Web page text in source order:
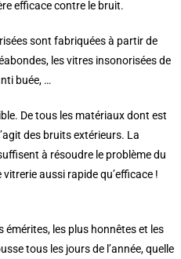
efficace contre le bruit.
sont fabriquées à partir de
les vitres insonorisées de
buée, …
De tous les matériaux dont est
des bruits extérieurs. La
à résoudre le problème du
aussi rapide qu’efficace !
émérites, les plus honnêtes et les
tous les jours de l’année, quelle